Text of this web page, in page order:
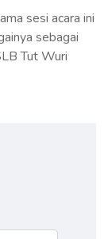
sesi acara ini
sebagai
Tut Wuri